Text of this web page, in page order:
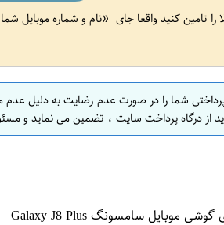
را تامین کنید واقعا جای
نام و شماره موبایل شما
شما را در صورت عدم رضایت به دلیل
درگاه پرداخت سایت ، تضمین می نماید و